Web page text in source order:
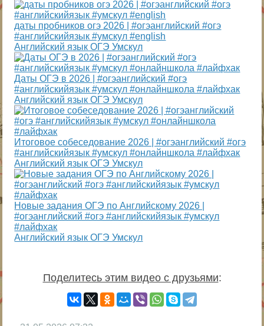
даты пробников огэ 2026 | #огэанглийский #огэ
#английскийязык #умскул #english
Английский язык ОГЭ Умскул
Даты ОГЭ в 2026 | #огэанглийский #огэ
#английскийязык #умскул #онлайншкола #лайфхак
Английский язык ОГЭ Умскул
Итоговое собеседование 2026 | #огэанглийский #огэ
#английскийязык #умскул #онлайншкола #лайфхак
Английский язык ОГЭ Умскул
Новые задания ОГЭ по Английскому 2026 |
#огэанглийский #огэ #английскийязык #умскул
#лайфхак
Английский язык ОГЭ Умскул
Поделитесь этим видео с друзьями: